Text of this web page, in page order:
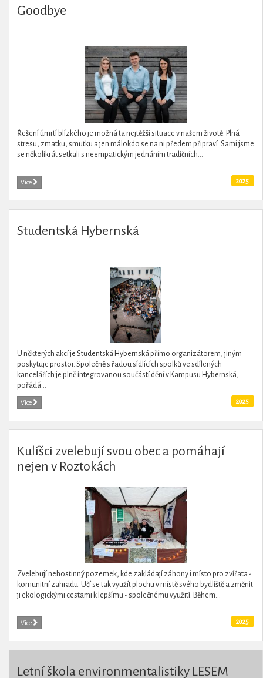
Goodbye
Řešení úmrtí blízkého je možná ta nejtěžší situace v našem životě. Plná
stresu, zmatku, smutku a jen málokdo se na ni předem připraví. Sami jsme
se několikrát setkali s neempatickým jednáním tradičních...
Více 2025
Studentská Hybernská
U některých akcí je Studentská Hybernská přímo organizátorem, jiným
poskytuje prostor. Společně s řadou sídlících spolků ve sdílených
kancelářích je plně integrovanou součástí dění v Kampusu Hybernská,
pořádá...
Více 2025
Kulíšci zvelebují svou obec a pomáhají
nejen v Roztokách
Zvelebují nehostinný pozemek, kde zakládají záhony i místo pro zvířata -
komunitní zahradu. Učí se tak využít plochu v místě svého bydliště a změnit
ji ekologickými cestami k lepšímu - společnému využití. Během...
Více 2025
Letní škola environmentalistiky LESEM